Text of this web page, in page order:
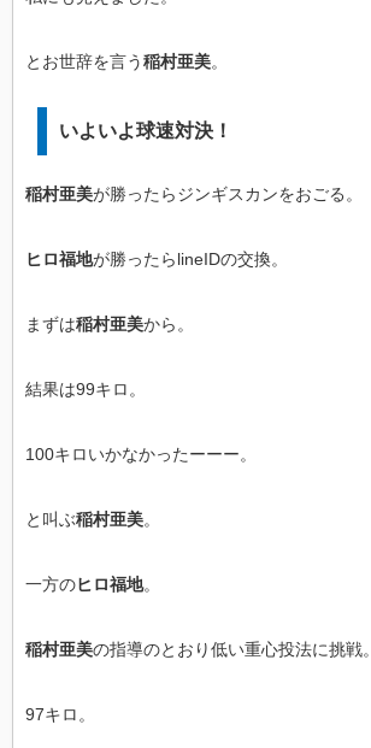
とお世辞を言う稲村亜美。
いよいよ球速対決！
稲村亜美が勝ったらジンギスカンをおごる。
ヒロ福地が勝ったらlineIDの交換。
まずは稲村亜美から。
結果は99キロ。
100キロいかなかったーーー。
と叫ぶ稲村亜美。
一方のヒロ福地。
稲村亜美の指導のとおり低い重心投法に挑戦。
97キロ。